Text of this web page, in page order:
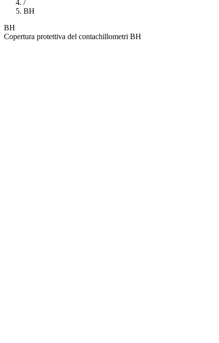
/
BH
BH
Copertura protettiva del contachillometri BH